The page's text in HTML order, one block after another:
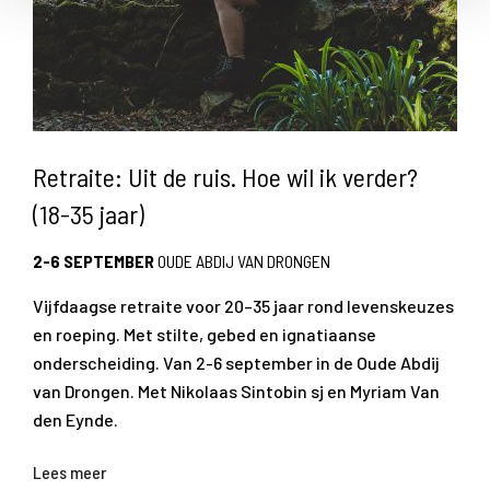
Retraite: Uit de ruis. Hoe wil ik verder?
(18-35 jaar)
2-6 SEPTEMBEROUDE ABDIJ VAN DRONGEN
Vijfdaagse retraite voor 20–35 jaar rond levenskeuzes
en roeping. Met stilte, gebed en ignatiaanse
onderscheiding. Van 2-6 september in de Oude Abdij
van Drongen. Met Nikolaas Sintobin sj en Myriam Van
den Eynde.
Lees meer